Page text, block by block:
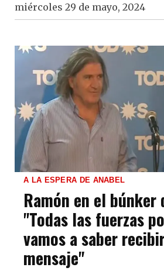
miércoles 29 de mayo, 2024
A LA ESPERA DE ANABEL
Ramón en el búnker
"Todas las fuerzas
vamos a saber
mensaje"